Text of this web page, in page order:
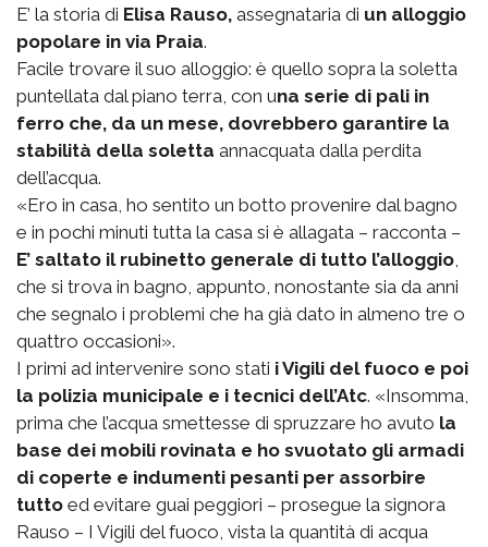
E’ la storia di Elisa Rauso, assegnataria di un alloggio
popolare in via Praia.
Facile trovare il suo alloggio: è quello sopra la soletta
puntellata dal piano terra, con una serie di pali in
ferro che, da un mese, dovrebbero garantire la
stabilità della soletta annacquata dalla perdita
dell’acqua.
«Ero in casa, ho sentito un botto provenire dal bagno
e in pochi minuti tutta la casa si è allagata – racconta –
E’ saltato il rubinetto generale di tutto l’alloggio,
che si trova in bagno, appunto, nonostante sia da anni
che segnalo i problemi che ha già dato in almeno tre o
quattro occasioni».
I primi ad intervenire sono stati i Vigili del fuoco e poi
la polizia municipale e i tecnici dell’Atc. «Insomma,
prima che l’acqua smettesse di spruzzare ho avuto la
base dei mobili rovinata e ho svuotato gli armadi
di coperte e indumenti pesanti per assorbire
tutto ed evitare guai peggiori – prosegue la signora
Rauso – I Vigili del fuoco, vista la quantità di acqua